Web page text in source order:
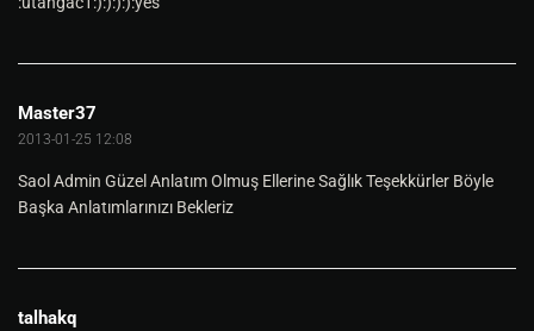
Master37
2013-01-25 12:08
Saol Admin Güzel Anlatım Olmuş Ellerine Sağlık Teşekkürler Böyle
Başka Anlatımlarınızı Bekleriz
talhakq